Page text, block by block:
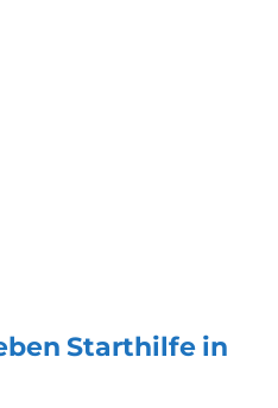
Starthilfe in